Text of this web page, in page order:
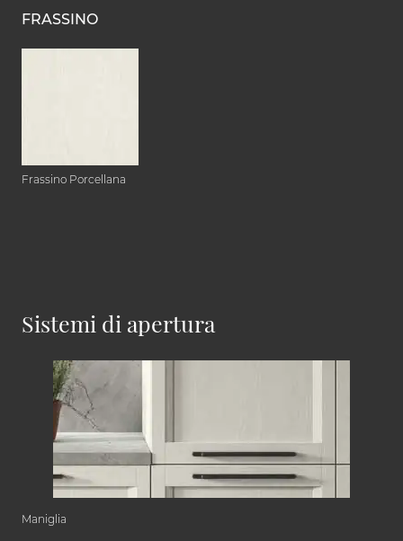
FRASSINO
Frassino Porcellana
Sistemi di apertura
Maniglia